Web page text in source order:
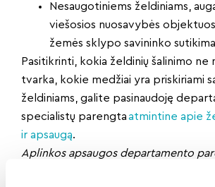
Nesaugotiniems želdiniams,
viešosios nuosavybės
žemės sklypo savininko
Pasitikrinti, kokia želdinių šalinimo ne
tvarka, kokie medžiai yra priskiriami
želdiniams, galite pasinaudoję
specialistų parengtaatmintine apie
ir apsaugą.
Aplinkos apsaugos departamento
primena, kad apie aplinkos apsaugos